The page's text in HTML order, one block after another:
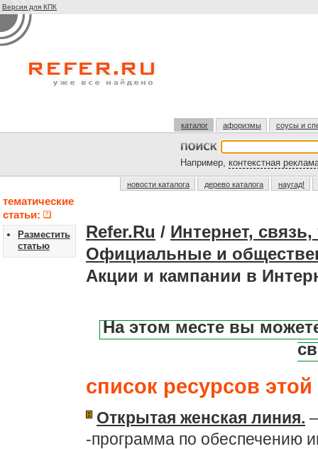
Версия для КПК
каталог афоризмы соусы и
Например, контекстная
новости каталога дерево каталога наугад!
тематические
статьи:
Разместить
статью
Refer.Ru / Интернет,
Официальные и
Акции и кампании в
На этом месте вы
список ресурсов этой
Открытая женская линия.
-программа по обеспечению